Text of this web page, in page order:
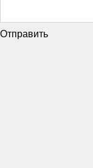
Отправить